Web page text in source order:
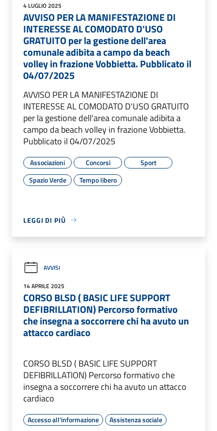
4 LUGLIO 2025
AVVISO PER LA MANIFESTAZIONE DI
INTERESSE AL COMODATO D'USO
GRATUITO per la gestione dell'area
comunale adibita a campo da beach
volley in frazione Vobbietta. Pubblicato il
04/07/2025
AVVISO PER LA MANIFESTAZIONE DI
INTERESSE AL COMODATO D'USO GRATUITO
per la gestione dell'area comunale adibita a
campo da beach volley in frazione Vobbietta.
Pubblicato il 04/07/2025
Associazioni Concorsi
Sport
Spazio Verde
Tempo libero
LEGGI DI PIÙ
AVVISI
14 APRILE 2025
CORSO BLSD ( BASIC LIFE SUPPORT
DEFIBRILLATION) Percorso formativo
che insegna a soccorrere chi ha avuto un
attacco cardiaco
CORSO BLSD ( BASIC LIFE SUPPORT
DEFIBRILLATION) Percorso formativo che
insegna a soccorrere chi ha avuto un attacco
cardiaco
Accesso all'informazione
Assistenza sociale